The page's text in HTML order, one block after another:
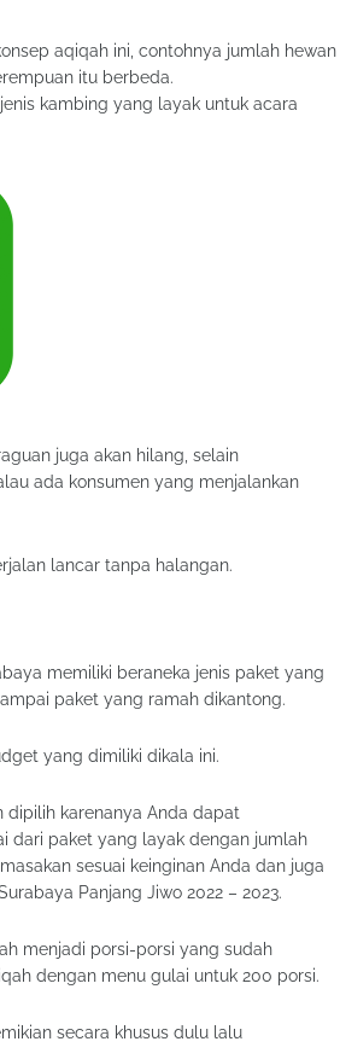
aqiqah ini, contohnya jumlah hewan
itu berbeda.
kambing yang layak untuk acara
juga akan hilang, selain
ada konsumen yang menjalankan
lancar tanpa halangan.
memiliki beraneka jenis paket yang
paket yang ramah dikantong.
yang dimiliki dikala ini.
karenanya Anda dapat
dari paket yang layak dengan jumlah
sesuai keinginan Anda dan juga
Panjang Jiwo 2022 – 2023.
menjadi porsi-porsi yang sudah
dengan menu gulai untuk 200 porsi.
secara khusus dulu lalu